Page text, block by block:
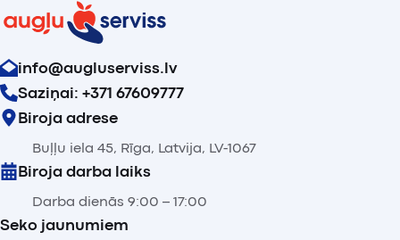
info@augluserviss.lv
Saziņai: +371 67609777
Biroja adrese
Buļļu iela 45, Rīga, Latvija, LV-1067
Biroja darba laiks
Darba dienās 9:00 – 17:00
Seko jaunumiem